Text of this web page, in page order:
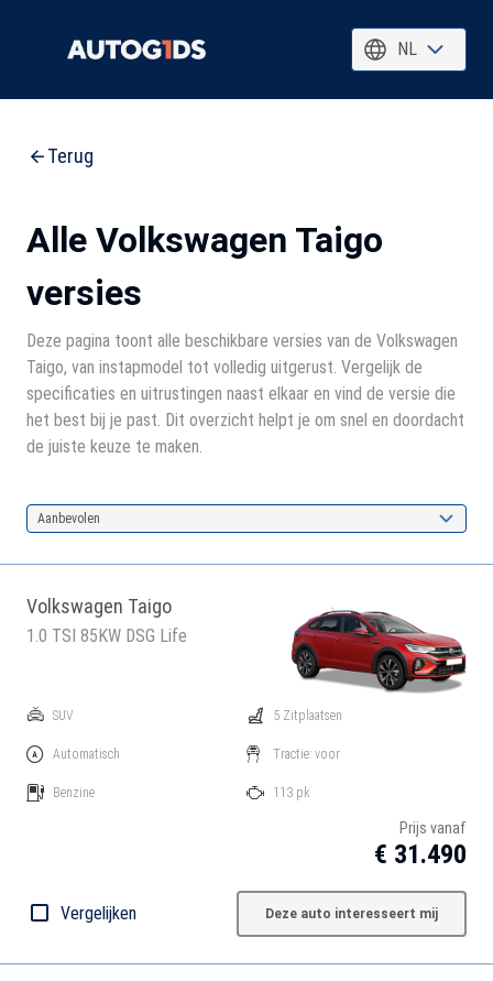
NL
Terug
Alle Volkswagen Taigo
versies
Deze pagina toont alle beschikbare versies van de Volkswagen
Taigo, van instapmodel tot volledig uitgerust. Vergelijk de
specificaties en uitrustingen naast elkaar en vind de versie die
het best bij je past. Dit overzicht helpt je om snel en doordacht
de juiste keuze te maken.
Aanbevolen
Volkswagen Taigo
1.0 TSI 85KW DSG Life
SUV
Automatisch
Benzine
5 Zitplaatsen
Tractie: voor
113 pk
Prijs vanaf
€ 31.490
Vergelijken Deze auto interesseert mij